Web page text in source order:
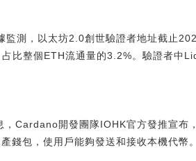
監測，以太坊2.0創世驗證者地址截止
占比整個ETH流通量的3.2%。驗證者
Cardano開發團隊IOHK官方發推宣布
錢包，使用戶能夠發送和接收本機代幣。